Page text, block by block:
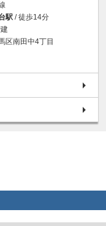
駅 / 徒歩14分
区南田中4丁目